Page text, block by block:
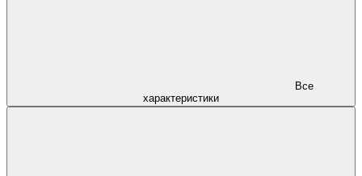
характеристики